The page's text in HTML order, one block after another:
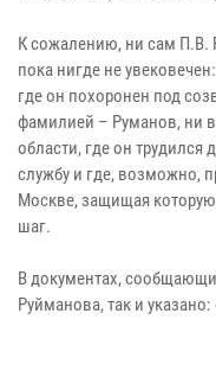
К сожалению, ни сам П.В.
пока нигде не
где он похоронен под
фамилией – Руманов, ни
области, где он
службу и где, возможно,
Москве, защищая
шаг.
В документах,
Руйманова, так и